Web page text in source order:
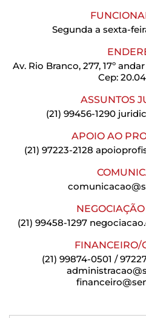
Segunda a sexta-
Av. Rio Branco, 277, 17º
Cep:
ASSUNTOS
(21) 99456-1290
APOIO AO
(21) 97223-2128
(21) 99458-1297
FINANCEIRO/
(21) 99874-0501 /